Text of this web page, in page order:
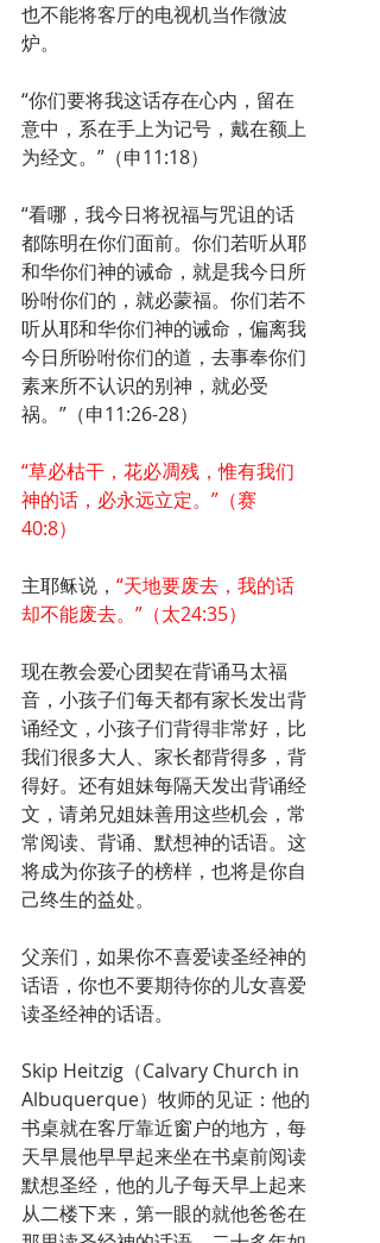
也不能将客厅的电视机当作微波
炉。
“你们要将我这话存在心内，留在
意中，系在手上为记号，戴在额上
为经文。”（申11:18）
“看哪，我今日将祝福与咒诅的话
都陈明在你们面前。你们若听从耶
和华你们神的诫命，就是我今日所
吩咐你们的，就必蒙福。你们若不
听从耶和华你们神的诫命，偏离我
今日所吩咐你们的道，去事奉你们
素来所不认识的别神，就必受
祸。”（申11:26-28）
“草必枯干，花必凋残，惟有我们
神的话，必永远立定。”（赛
40:8）
主耶稣说， “天地要废去，我的话
却不能废去。”（太24:35）
现在教会爱心团契在背诵马太福
音，小孩子们每天都有家长发出背
诵经文，小孩子们背得非常好，比
我们很多大人、家长都背得多，背
得好。还有姐妹每隔天发出背诵经
文，请弟兄姐妹善用这些机会，常
常阅读、背诵、默想神的话语。这
将成为你孩子的榜样，也将是你自
己终生的益处。
父亲们，如果你不喜爱读圣经神的
话语，你也不要期待你的儿女喜爱
读圣经神的话语。
Skip Heitzig（Calvary Church in
Albuquerque）牧师的见证：他的
书桌就在客厅靠近窗户的地方，每
天早晨他早早起来坐在书桌前阅读
默想圣经，他的儿子每天早上起来
从二楼下来，第一眼的就他爸爸在